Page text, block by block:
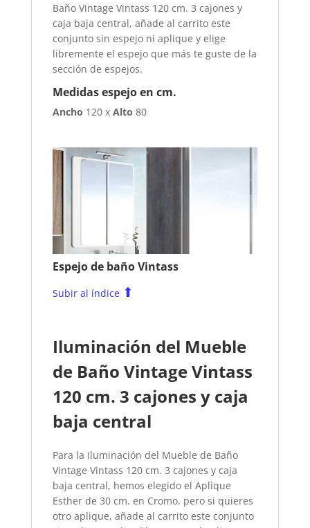
Baño Vintage Vintass 120 cm. 3 cajones y
caja baja central, añade al carrito este
conjunto sin espejo ni aplique y elige
libremente el espejo que más te guste de la
sección de espejos.
Medidas espejo en cm.
Ancho 120 x Alto 80
Espejo de baño Vintass
Subir al índice ⬆
Iluminación del Mueble
de Baño Vintage Vintass
120 cm. 3 cajones y caja
baja central
Para la iluminación del Mueble de Baño
Vintage Vintass 120 cm. 3 cajones y caja
baja central, hemos elegido el Aplique
Esther de 30 cm. en Cromo, pero si quieres
otro aplique, añade al carrito este conjunto